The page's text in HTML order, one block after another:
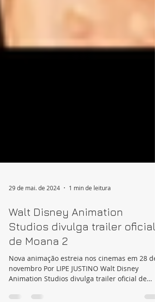
29 de mai. de 2024 1 min de leitura
Walt Disney Animation
de Moana 2
Nova animação estreia nos cinemas em 28 de
novembro Por LIPE JUSTINO Walt Disney